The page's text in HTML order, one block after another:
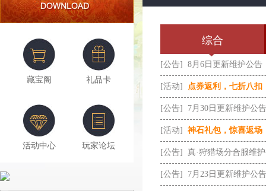
藏宝阁 礼品卡
活动中心 玩家论坛
综合
[公告] 8月6日更新维护公告
[活动] 点券返利，七折八扣
[公告] 7月30日更新维护公告
[活动] 神石礼包，惊喜返场
[公告] 真·狩猎场分合服维
[公告] 7月23日更新维护公告